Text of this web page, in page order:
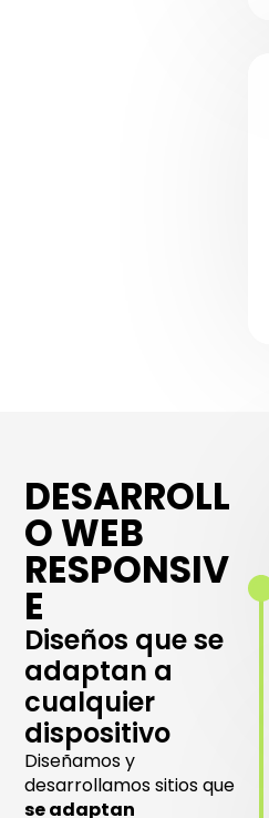
DESARROLL
O WEB
RESPONSIV
E
Diseños que se
adaptan a
cualquier
dispositivo
Diseñamos y
desarrollamos sitios que
se adaptan